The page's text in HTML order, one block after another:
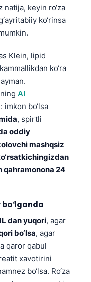
natija, keyin ro‘za
ko‘rinsa
Klein, lipid
ko‘ra
AI
: imkon bo‘lsa
, spirtli
oddiy
mashqsiz
qahramonona 24
dan yuqori, agar
bo‘lsa, agar
qaror qabul
xavotirini
bo‘lsa. Ro‘za